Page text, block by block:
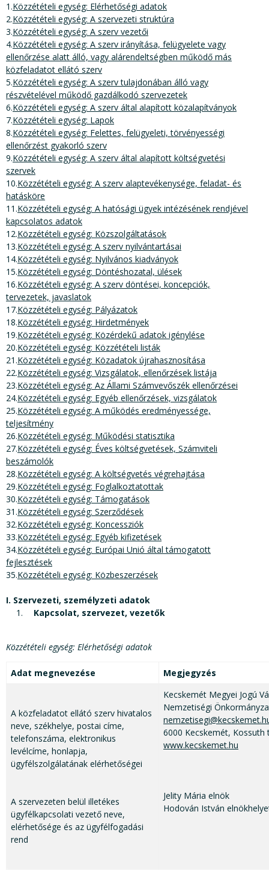
1.Közzétételi egység: Elérhetőségi adatok
2.Közzétételi egység: A szervezeti struktúra
3.Közzétételi egység: A szerv vezetői
4.Közzétételi egység: A szerv irányítása, felügyelete vagy
ellenőrzése alatt álló, vagy alárendeltségben működő más
közfeladatot ellátó szerv
5.Közzétételi egység: A szerv tulajdonában álló vagy
részvételével működő gazdálkodó szervezetek
6.Közzétételi egység: A szerv által alapított közalapítványok
7.Közzétételi egység: Lapok
8.Közzétételi egység: Felettes, felügyeleti, törvényességi
ellenőrzést gyakorló szerv
9.Közzétételi egység: A szerv által alapított költségvetési
szervek
10.Közzétételi egység: A szerv alaptevékenysége, feladat- és
hatásköre
11.Közzétételi egység: A hatósági ügyek intézésének rendjével
kapcsolatos adatok
12.Közzétételi egység: Közszolgáltatások
13.Közzétételi egység: A szerv nyilvántartásai
14.Közzétételi egység: Nyilvános kiadványok
15.Közzétételi egység: Döntéshozatal, ülések
16.Közzétételi egység: A szerv döntései, koncepciók,
tervezetek, javaslatok
17.Közzétételi egység: Pályázatok
18.Közzétételi egység: Hirdetmények
19.Közzétételi egység: Közérdekű adatok igénylése
20.Közzétételi egység: Közzétételi listák
21.Közzétételi egység: Közadatok újrahasznosítása
22.Közzétételi egység: Vizsgálatok, ellenőrzések listája
23.Közzétételi egység: Az Állami Számvevőszék ellenőrzései
24.Közzétételi egység: Egyéb ellenőrzések, vizsgálatok
25.Közzétételi egység: A működés eredményessége,
teljesítmény
26.Közzétételi egység: Működési statisztika
27.Közzétételi egység: Éves költségvetések, Számviteli
beszámolók
28.Közzétételi egység: A költségvetés végrehajtása
29.Közzétételi egység: Foglalkoztatottak
30.Közzétételi egység: Támogatások
31.Közzétételi egység: Szerződések
32.Közzétételi egység: Koncessziók
33.Közzétételi egység: Egyéb kifizetések
34.Közzétételi egység: Európai Unió által támogatott
fejlesztések
35.Közzétételi egység: Közbeszerzések
I. Szervezeti, személyzeti adatok
Kapcsolat, szervezet, vezetők
Közzétételi egység: Elérhetőségi adatok
Adat megnevezése Megjegyzés
A közfeladatot ellátó szerv hivatalos
neve, székhelye, postai címe,
telefonszáma, elektronikus
levélcíme, honlapja,
ügyfélszolgálatának elérhetőségei
A szervezeten belül illetékes
ügyfélkapcsolati vezető neve,
elérhetősége és az ügyfélfogadási
rend
Kecskemét Megyei Jogú
Nemzetiségi
6000 Kecskemét, Kossuth
www.kecskemet.hu
Jelity Mária elnök
Hodován István